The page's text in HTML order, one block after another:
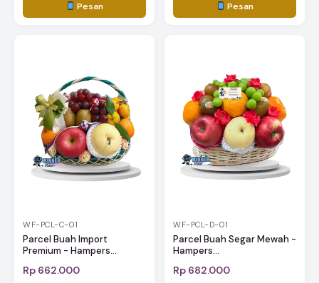
Pesan Pesan
WF-PCL-C-01
Parcel Buah Import
Premium - Hampers...
Rp 662.000
WF-PCL-D-01
Parcel Buah Segar Mewah -
Hampers...
Rp 682.000